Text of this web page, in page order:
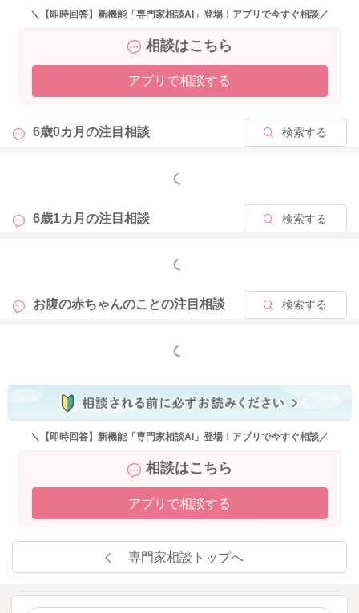
中で、赤ちゃんの大きさによって、予定日を修正することはよ
ママさんとしては、上のお子さんの時の経過と比較してしまう
と、ご心配になるかと思うのですが、週数が経過するたびに、
しっかりとお子さんなりの発育が見られているのであれば、あ
稽留流産の場合には、個人差もありますが、出血もなく、お腹
の痛みもなく、無症状で、健診時に指摘されるというケースも
らないことが多いので、今の段階ではなかなかはっきりとした
ママさんとしては、とてもご心配になると思いますが、まずは
赤ちゃんの生きる力を信じてあげてくださいね。
2026/5/24 6:41
＼【即時回答】新機能「専門家相談AI」登場！アプリで今すぐ相談／
相談はこちら
アプリで相談する
6歳0カ月の注目相談 検索する
もっと見る
6歳1カ月の注目相談 検索する
もっと見る
お腹の赤ちゃんのことの注目相談 検索する
もっと見る
＼【即時回答】新機能「専門家相談AI」登場！アプリで今すぐ相談／
相談はこちら
アプリで相談する
専門家相談トップへ